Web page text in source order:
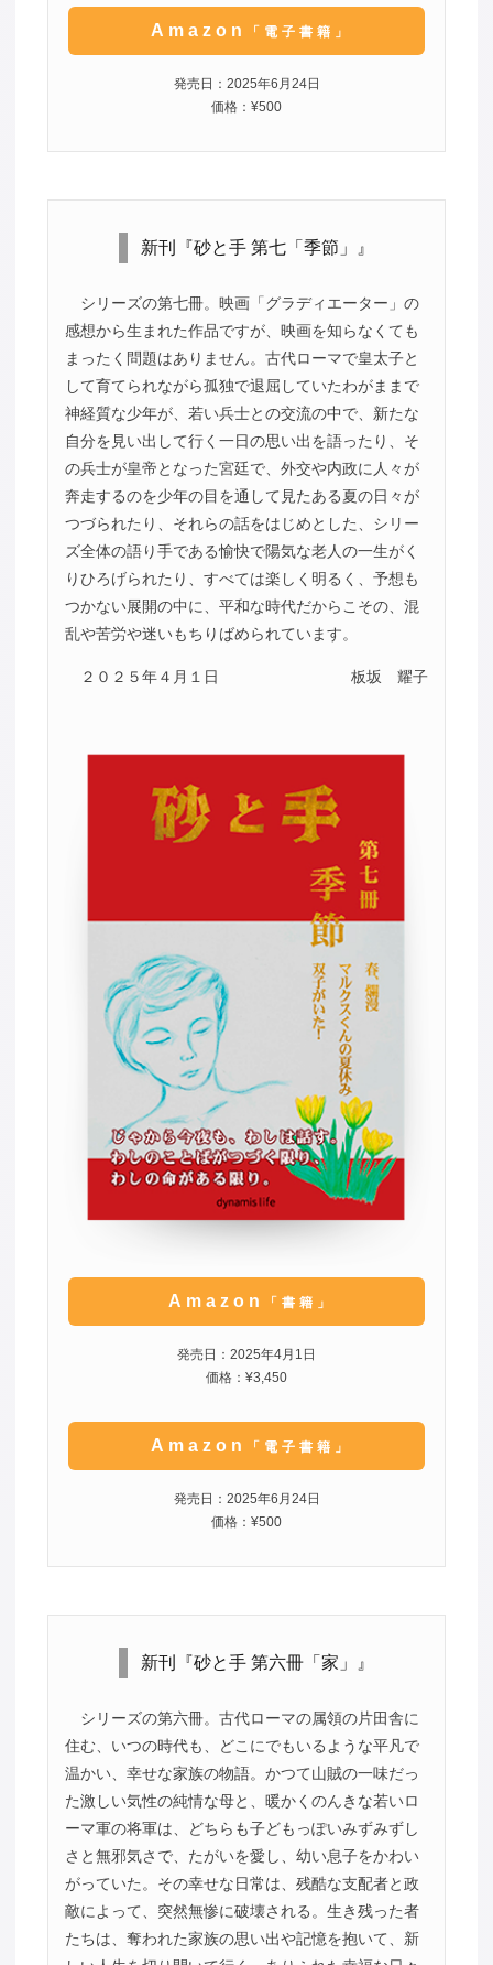
Amazon 「電子書籍」
発売日：2025年6月24日
価格：¥500
新刊『砂と手 第七「季節」』
シリーズの第七冊。映画「グラディエーター」の
感想から生まれた作品ですが、映画を知らなくても
まったく問題はありません。古代ローマで皇太子と
して育てられながら孤独で退屈していたわがままで
神経質な少年が、若い兵士との交流の中で、新たな
自分を見い出して行く一日の思い出を語ったり、そ
の兵士が皇帝となった宮廷で、外交や内政に人々が
奔走するのを少年の目を通して見たある夏の日々が
つづられたり、それらの話をはじめとした、シリー
ズ全体の語り手である愉快で陽気な老人の一生がく
りひろげられたり、すべては楽しく明るく、予想も
つかない展開の中に、平和な時代だからこその、混
乱や苦労や迷いもちりばめられています。
２０２５年４月１日 板坂 耀子
Amazon 「書籍」
発売日：2025年4月1日
価格：¥3,450
Amazon 「電子書籍」
発売日：2025年6月24日
価格：¥500
新刊『砂と手 第六冊「家」』
シリーズの第六冊。古代ローマの属領の片田舎に
住む、いつの時代も、どこにでもいるような平凡で
温かい、幸せな家族の物語。かつて山賊の一味だっ
た激しい気性の純情な母と、暖かくのんきな若いロ
ーマ軍の将軍は、どちらも子どもっぽいみずみずし
さと無邪気さで、たがいを愛し、幼い息子をかわい
がっていた。その幸せな日常は、残酷な支配者と政
敵によって、突然無惨に破壊される。生き残った者
たちは、奪われた家族の思い出や記憶を抱いて、新